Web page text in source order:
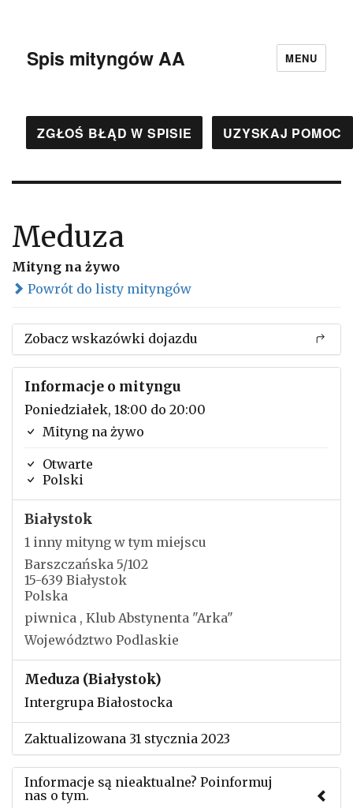
Spis mityngów AA MENU
ZGŁOŚ BŁĄD W SPISIE UZYSKAJ POMOC
Meduza
Mityng na żywo
Powrót do listy mityngów
Zobacz wskazówki dojazdu
Informacje o mityngu
Poniedziałek, 18:00 do 20:00
Mityng na żywo
Otwarte
Polski
Białystok
1 inny mityng w tym miejscu
Barszczańska 5/102
15-639 Białystok
Polska
piwnica , Klub Abstynenta "Arka"
Województwo Podlaskie
Meduza (Białystok)
Intergrupa Białostocka
Zaktualizowana 31 stycznia 2023
Informacje są nieaktualne? Poinformuj
nas o tym.